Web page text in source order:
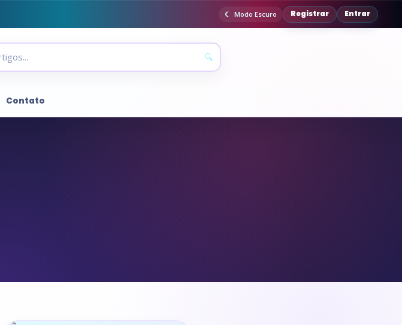
Modo Escuro Registrar Entrar
🔍
Contato